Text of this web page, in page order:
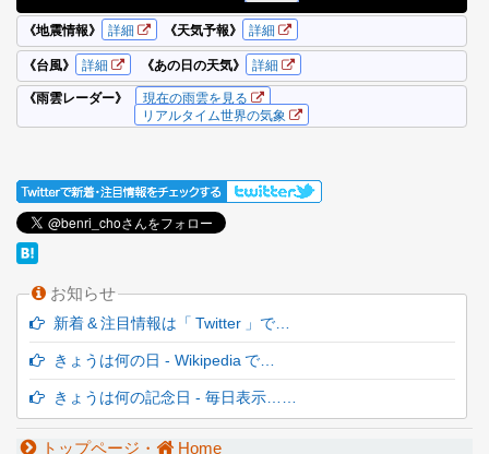
お知らせ
新着 & 注目情報は「 Twitter 」で…
きょうは何の日 - Wikipedia で…
きょうは何の記念日 - 毎日表示……
トップページ・ Home